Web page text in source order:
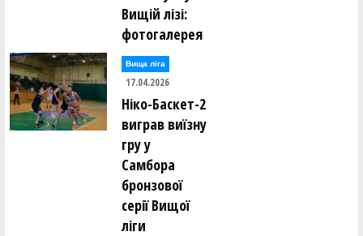
Вищій лізі:
фотогалерея
Вища лiга
17.04.2026
Ніко-Баскет-2
виграв виїзну
гру у
Самбора
бронзової
серії Вищої
ліги